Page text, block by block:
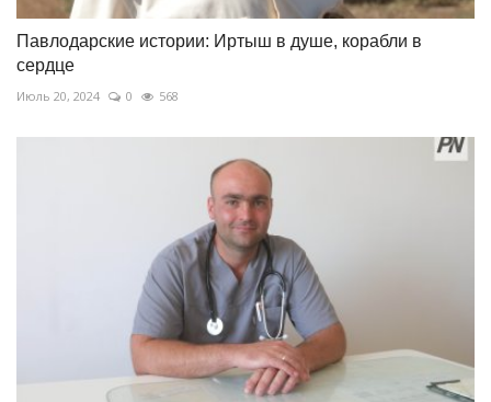
Павлодарские истории: Иртыш в душе, корабли в
сердце
Июль 20, 2024 0 568